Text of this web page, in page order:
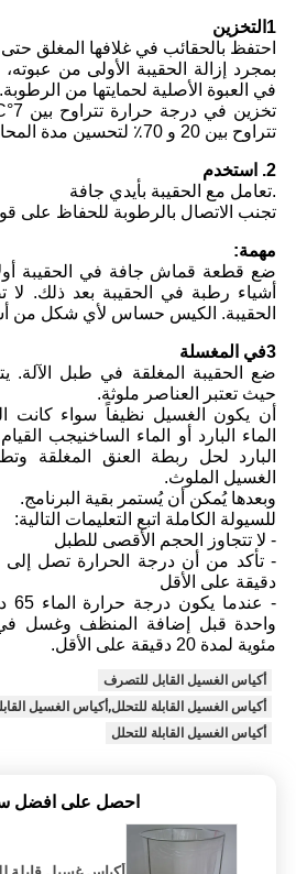
1التخزين
احتفظ بالحقائب في غلافها المغلق
بمجرد إزالة الحقيبة الأولى من
في العبوة الأصلية لحمايتها من الرطوبة.
تتراوح بين 20 و 70٪ لتحسين مدة المحادثة.
2. استخدم
.تعامل مع الحقيبة بأيدي جافة
تجنب الاتصال بالرطوبة للحفاظ على
مهمة:
ضع قطعة قماش جافة في الحقيبة
أشياء رطبة في الحقيبة بعد ذلك.
الحقيبة. الكيس حساس لأي شكل من
3في المغسلة
ضع الحقيبة المغلقة في طبل الآلة.
حيث تعتبر العناصر ملوثة.
أن يكون الغسيل نظيفاً سواء كانت
الماء البارد أو الماء الساخنيجب
البارد لحل ربطة العنق المغلقة
الغسيل الملوث.
وبعدها يُمكن أن يُستمر بقية البرنامج.
للسيولة الكاملة اتبع التعليمات التالية:
- لا تتجاوز الحجم الأقصى للطبل
دقيقة على الأقل
-
مئوية لمدة 20 دقيقة على الأقل.
أكياس الغسيل القابل للتصرف
أكياس الغسيل القابلة للتحلل,أكياس الغسيل
أكياس الغسيل القابلة للتحلل
احصل على افضل